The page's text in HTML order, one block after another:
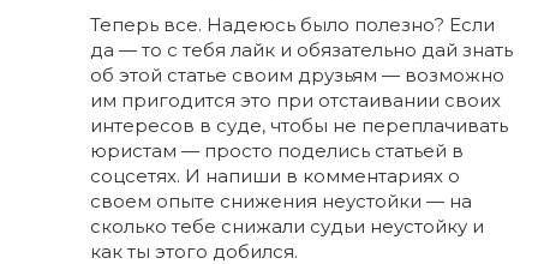
Теперь все. Надеюсь было полезно? Если
да — то с тебя лайк и обязательно дай знать
об этой статье своим друзьям — возможно
им пригодится это при отстаивании своих
интересов в суде, чтобы не переплачивать
юристам — просто поделись статьей в
соцсетях. И напиши в комментариях о
своем опыте снижения неустойки — на
сколько тебе снижали судьи неустойку и
как ты этого добился.